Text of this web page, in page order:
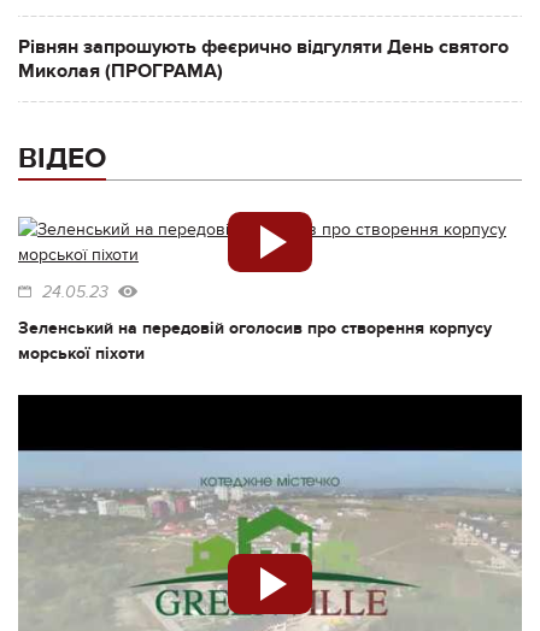
Рівнян запрошують феєрично відгуляти День святого
Миколая (ПРОГРАМА)
ВІДЕО
24.05.23
Зеленський на передовій оголосив про створення корпусу
морської піхоти